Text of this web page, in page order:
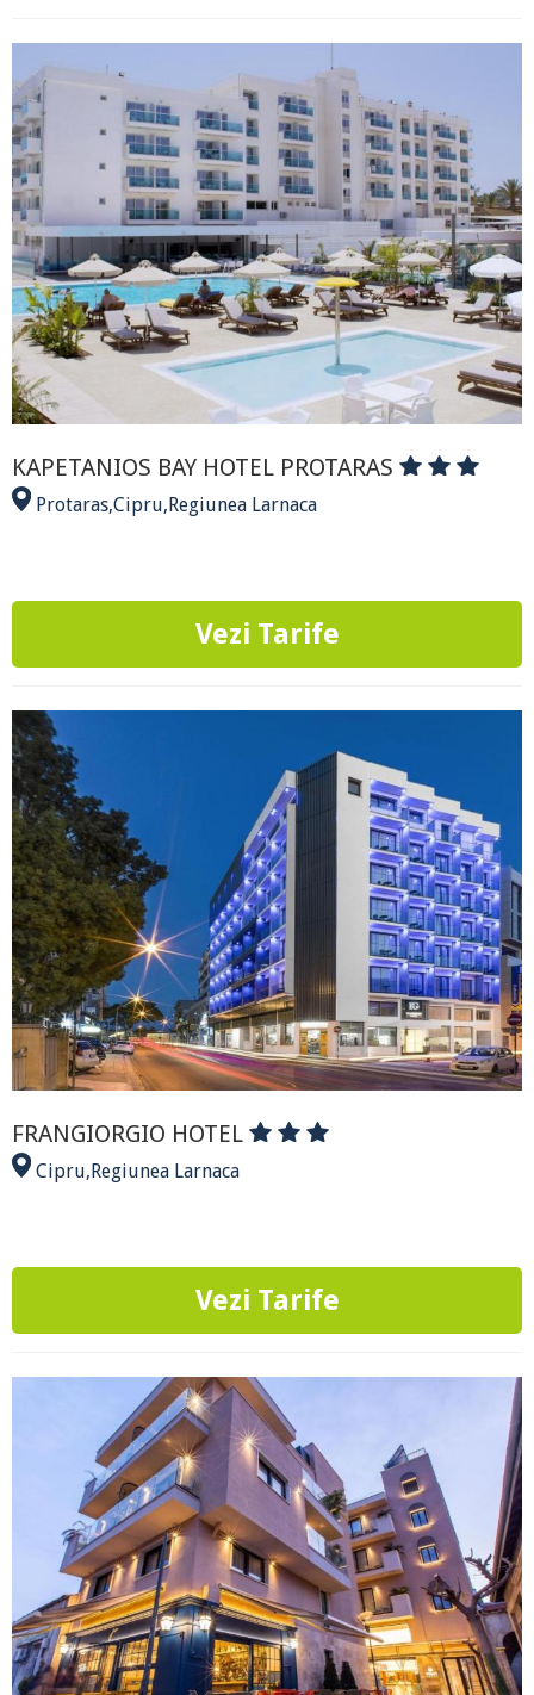
KAPETANIOS BAY HOTEL PROTARAS
Protaras,Cipru,Regiunea Larnaca
Vezi Tarife
FRANGIORGIO HOTEL
Cipru,Regiunea Larnaca
Vezi Tarife